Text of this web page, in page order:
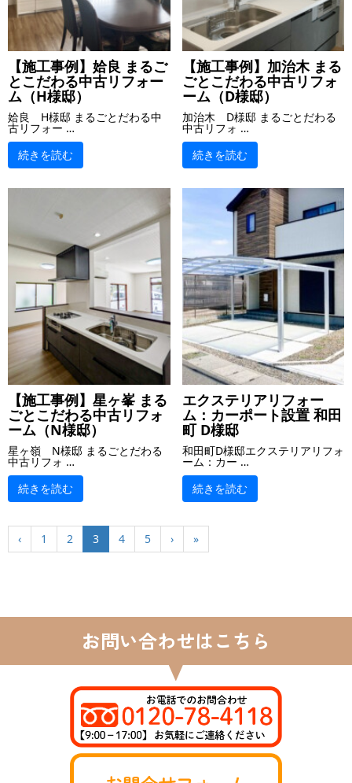
【施工事例】姶良 まるご
とこだわる中古リフォー
ム（H様邸）
姶良 H様邸 まるごとだわる中
古リフォー …
続きを読む
【施工事例】加治木 まる
ごとこだわる中古リフォ
ーム（D様邸）
加治木 D様邸 まるごとだわる
中古リフォ …
続きを読む
【施工事例】星ヶ峯 まる
ごとこだわる中古リフォ
ーム（N様邸）
星ヶ嶺 N様邸 まるごとだわる
中古リフォ …
続きを読む
エクステリアリフォー
ム：カーポート設置 和田
町 D様邸
和田町D様邸エクステリアリフォ
ーム：カー …
続きを読む
‹ 1 2 3 4 5 › »
お問い合わせはこちら